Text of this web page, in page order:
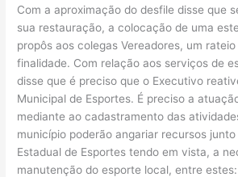
Com a aproximação do desfile disse que
sua restauração, a colocação de uma
propôs aos colegas Vereadores, um
finalidade. Com relação aos serviços de
disse que é preciso que o Executivo
Municipal de Esportes. É preciso a
mediante ao cadastramento das
município poderão angariar recursos
Estadual de Esportes tendo em vista, a
manutenção do esporte local, entre